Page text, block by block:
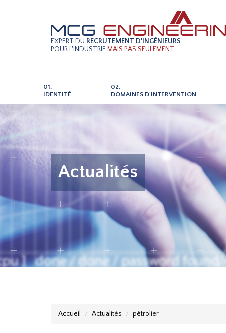
EXPERT DU RECRUTEMENT D'INGÉNIEURS
POUR L'INDUSTRIE MAIS PAS SEULEMENT
01.
IDENTITÉ
02.
DOMAINES D'INTERVENTION
Actualités
Accueil Actualités pétrolier